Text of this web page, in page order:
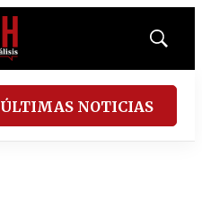
Mostrar
ÚLTIMAS NOTICIAS